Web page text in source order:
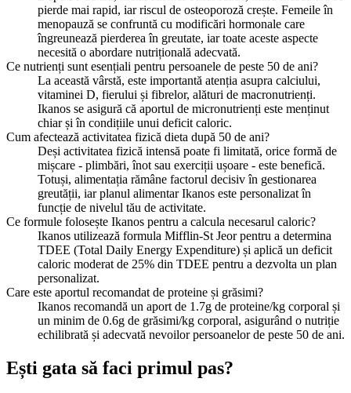
pierde mai rapid, iar riscul de osteoporoză crește. Femeile în
menopauză se confruntă cu modificări hormonale care
îngreunează pierderea în greutate, iar toate aceste aspecte
necesită o abordare nutrițională adecvată.
Ce nutrienți sunt esențiali pentru persoanele de peste 50 de ani?
La această vârstă, este importantă atenția asupra calciului,
vitaminei D, fierului și fibrelor, alături de macronutrienți.
Ikanos se asigură că aportul de micronutrienți este menținut
chiar și în condițiile unui deficit caloric.
Cum afectează activitatea fizică dieta după 50 de ani?
Deși activitatea fizică intensă poate fi limitată, orice formă de
mișcare - plimbări, înot sau exerciții ușoare - este benefică.
Totuși, alimentația rămâne factorul decisiv în gestionarea
greutății, iar planul alimentar Ikanos este personalizat în
funcție de nivelul tău de activitate.
Ce formule folosește Ikanos pentru a calcula necesarul caloric?
Ikanos utilizează formula Mifflin-St Jeor pentru a determina
TDEE (Total Daily Energy Expenditure) și aplică un deficit
caloric moderat de 25% din TDEE pentru a dezvolta un plan
personalizat.
Care este aportul recomandat de proteine și grăsimi?
Ikanos recomandă un aport de 1.7g de proteine/kg corporal și
un minim de 0.6g de grăsimi/kg corporal, asigurând o nutriție
echilibrată și adecvată nevoilor persoanelor de peste 50 de ani.
Ești gata să faci primul pas?